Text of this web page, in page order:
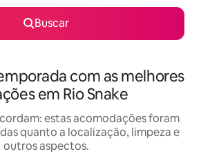
Buscar
com as melhores
em Rio Snake
estas acomodações foram
quanto a localização, limpeza e
outros aspectos.